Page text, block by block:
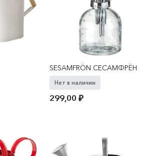
SESAMFRÖN СЕСАМФРЁН
Нет в наличии
299,00₽